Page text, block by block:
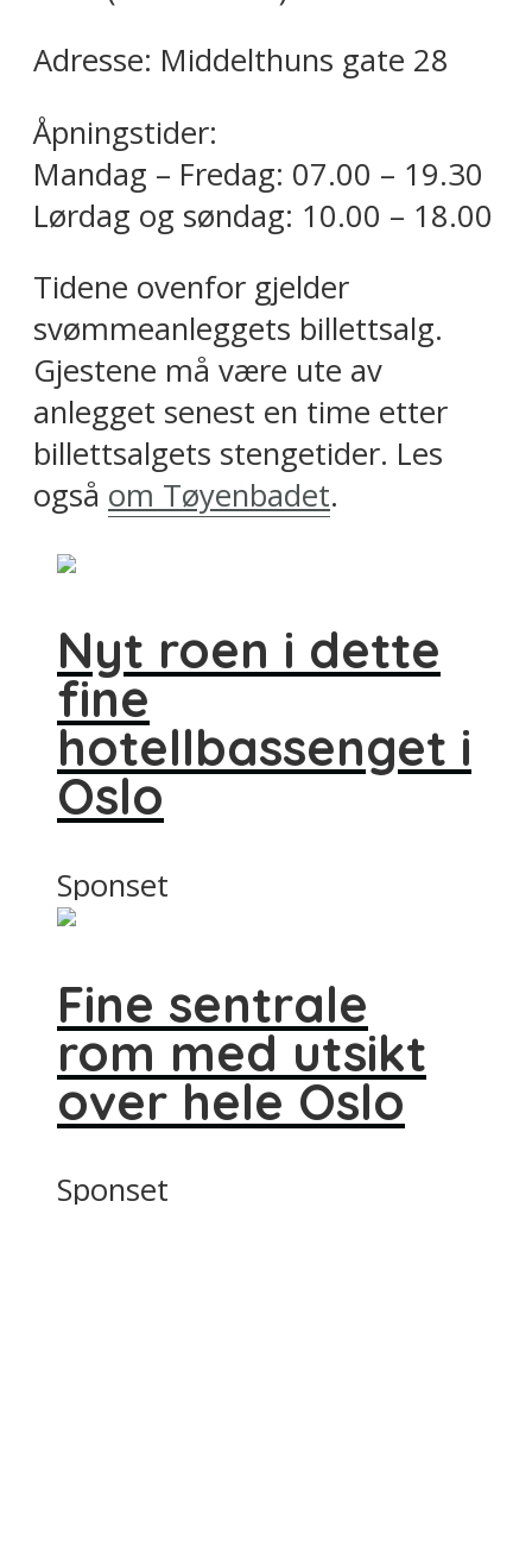
Adresse: Middelthuns gate 28
Åpningstider:
Mandag – Fredag: 07.00 – 19.30
Lørdag og søndag: 10.00 – 18.00
Tidene ovenfor gjelder
svømmeanleggets billettsalg.
Gjestene må være ute av
anlegget senest en time etter
billettsalgets stengetider. Les
også om Tøyenbadet.
Nyt roen i dette
fine
hotellbassenget i
Oslo
Sponset
Fine sentrale
rom med utsikt
over hele Oslo
Sponset